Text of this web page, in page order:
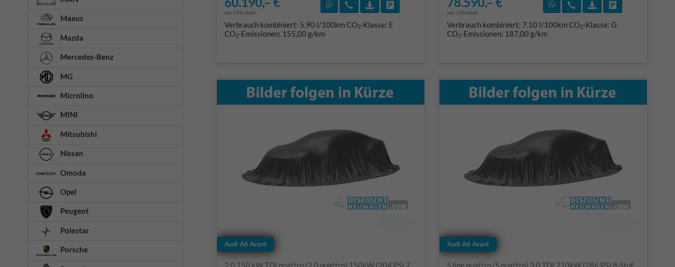
incl. 19% MwSt.
Rückruf vereinbaren
Wir rufen Sie an
Fahrzeugexposé (PDF)
Fahrzeug parken
Verbrauch kombiniert: 5,90 l/100kmCO2-Klasse: E
CO2-Emissionen: 155,00 g/km
incl. 19% MwSt.
Rückruf vereinbaren
Wir rufen Sie an
Fahrzeugexposé
Verbrauch kombiniert: 7,10 l/100kmCO2-Klasse: G
CO2-Emissionen: 187,00 g/km
Audi A6 Avant Audi A6 Avant
S line quattro (S quattro) 3.0 TDI 210kW (286 PS) 8-Stufen tiptronic
Maxus
Mazda
Mercedes-Benz
MG
Microlino
MINI
Mitsubishi
Nissan
Omoda
Opel
Peugeot
Polestar
Porsche